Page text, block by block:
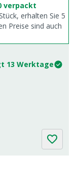
verpackt
erhalten Sie 5
Preise sind auch
13 Werktage